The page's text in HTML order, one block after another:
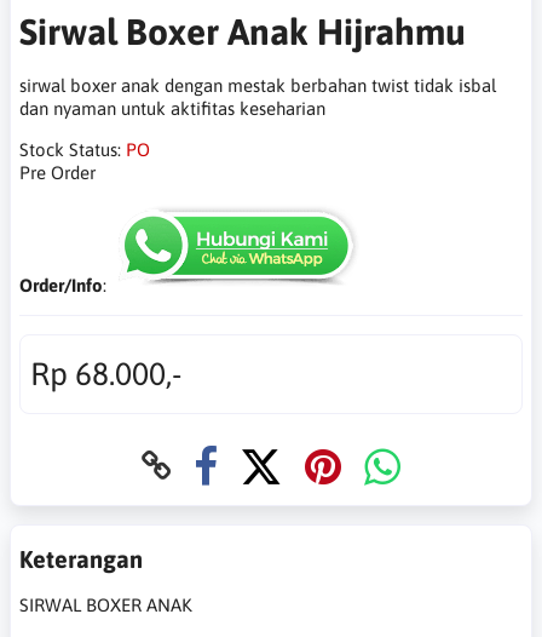
Sirwal Boxer Anak Hijrahmu
sirwal boxer anak dengan mestak berbahan twist tidak isbal
dan nyaman untuk aktifitas keseharian
Stock Status: PO
Pre Order
Order/Info:
Rp 68.000,-
Keterangan
SIRWAL BOXER ANAK